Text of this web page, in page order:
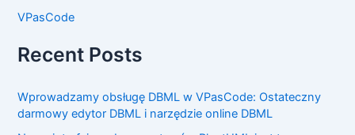
VPasCode
Recent Posts
Wprowadzamy obsługę DBML w VPasCode: Ostateczny
darmowy edytor DBML i narzędzie online DBML